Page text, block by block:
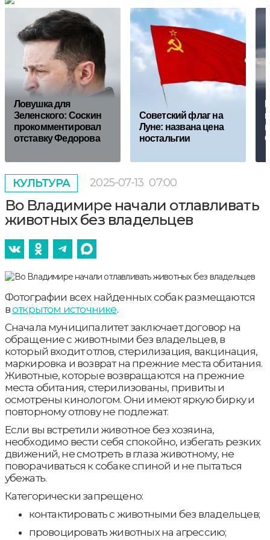
Ловушка для
Зеленского: Соскин
прокомментировал
отставку Федорова
Советский флаг на
Луне: названа цена
ностальгии
КУЛЬТУРА 2025-07-13 07:00
Во Владимире начали отлавливать
животных без владельцев
Фотографии всех найденных собак размещаются
воткрытом источнике.
Сначала муниципалитет заключает договор на
обращение с животными без владельцев, в
который входит отлов, стерилизация, вакцинация,
маркировка и возврат на прежние места обитания.
Животные, которые возвращаются на прежние
места обитания, стерилизованы, привиты и
осмотрены кинологом. Они имеют яркую бирку и
повторному отлову не подлежат.
Если вы встретили животное без хозяина,
необходимо вести себя спокойно, избегать резких
движений, не смотреть в глаза животному, не
поворачиваться к собаке спиной и не пытаться
убежать.
Категорически запрещено:
контактировать с животными без владельцев;
провоцировать животных на агрессию;